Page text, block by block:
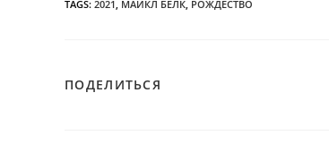
TAGS: 2021 МАЙКЛ БЕЛК РОЖДЕСТВО
ПОДЕЛИТЬСЯ